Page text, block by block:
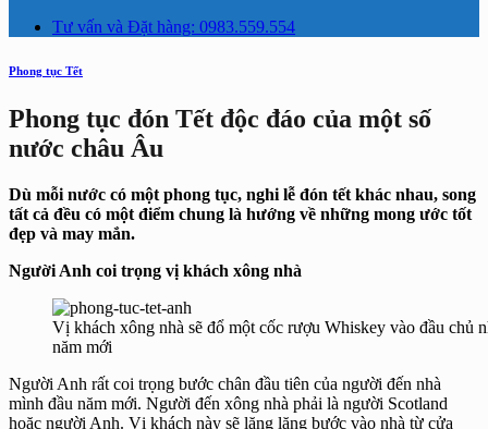
Tư vấn và Đặt hàng: 0983.559.554
Phong tục Tết
Phong tục đón Tết độc đáo của một số
nước châu Âu
Dù mỗi nước có một phong tục, nghi lễ đón tết khác nhau, song
tất cả đều có một điểm chung là hướng về những mong ước tốt
đẹp và may mắn.
Người Anh coi trọng vị khách xông nhà
Vị khách xông nhà sẽ đổ một cốc rượu Whiskey vào đầu chủ
năm mới
Người Anh rất coi trọng bước chân đầu tiên của người đến nhà
mình đầu năm mới. Người đến xông nhà phải là người Scotland
hoặc người Anh. Vị khách này sẽ lặng lặng bước vào nhà từ cửa